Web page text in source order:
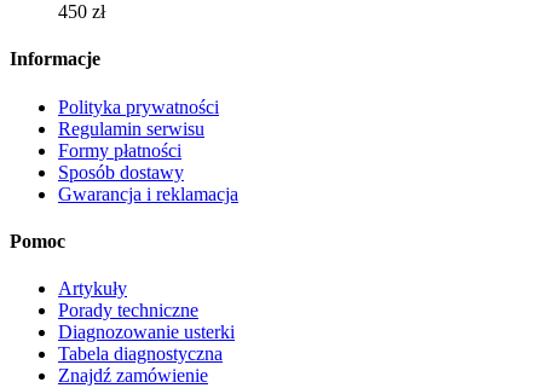
450 zł
Informacje
Polityka prywatności
Regulamin serwisu
Formy płatności
Sposób dostawy
Gwarancja i reklamacja
Pomoc
Artykuły
Porady techniczne
Diagnozowanie usterki
Tabela diagnostyczna
Znajdź zamówienie